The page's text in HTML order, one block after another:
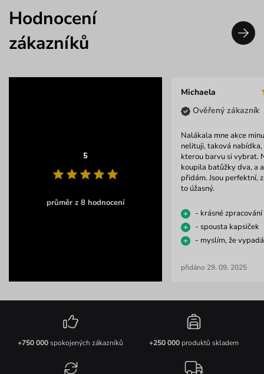
Hodnocení
zákazníků
5
průměr z 8 hodnocení
Michaela
Ověřený zákazník
Nalákala mne akce
nelituji, taková
kterou barvu si vybrat.
koupila batůžky dva, a
přidám. Jsou perfektní,
to úžasný.
- krásné zpracování
- spousta kapsiček
- myslím, že
přidáno 29. 09. 2025
+750 000spokojených zákazníků +250 000produktů skladem